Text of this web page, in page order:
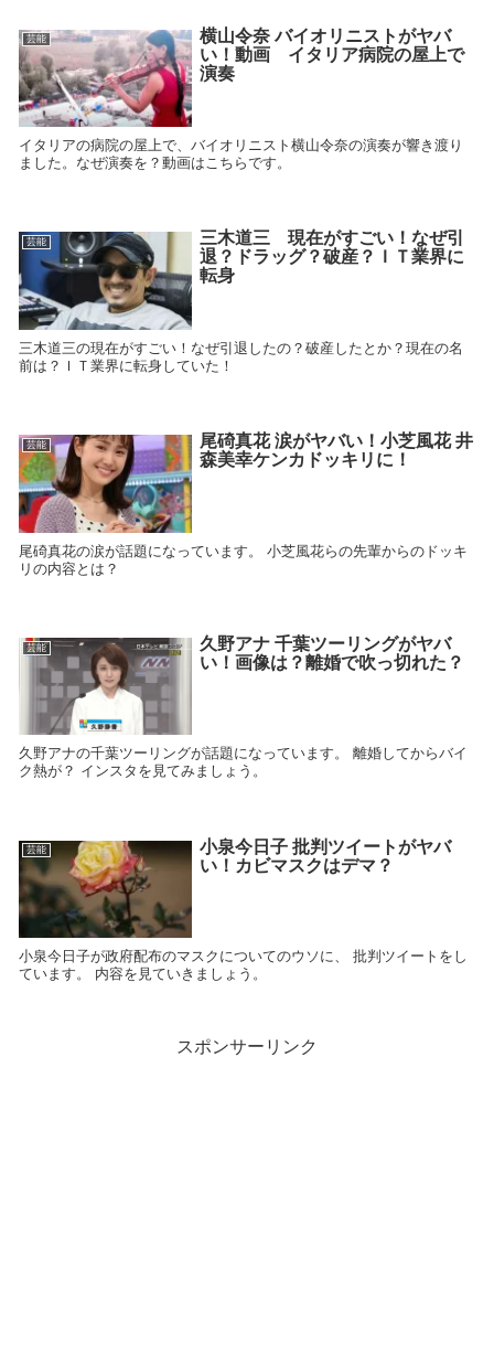
芸能
横山令奈 バイオリニストがヤバ
い！動画 イタリア病院の屋上で
演奏
イタリアの病院の屋上で、バイオリニスト横山令奈の演奏が響き渡り
ました。なぜ演奏を？動画はこちらです。
芸能
三木道三 現在がすごい！なぜ引
退？ドラッグ？破産？ＩＴ業界に
転身
三木道三の現在がすごい！なぜ引退したの？破産したとか？現在の名
前は？ＩＴ業界に転身していた！
芸能
尾碕真花 涙がヤバい！小芝風花 井
森美幸ケンカドッキリに！
尾碕真花の涙が話題になっています。 小芝風花らの先輩からのドッキ
リの内容とは？
芸能
久野アナ 千葉ツーリングがヤバ
い！画像は？離婚で吹っ切れた？
久野アナの千葉ツーリングが話題になっています。 離婚してからバイ
ク熱が？ インスタを見てみましょう。
芸能
小泉今日子 批判ツイートがヤバ
い！カビマスクはデマ？
小泉今日子が政府配布のマスクについてのウソに、 批判ツイートをし
ています。 内容を見ていきましょう。
スポンサーリンク